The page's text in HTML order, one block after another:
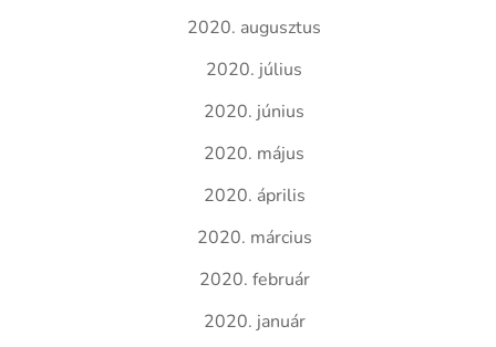
2020. augusztus
2020. július
2020. június
2020. május
2020. április
2020. március
2020. február
2020. január